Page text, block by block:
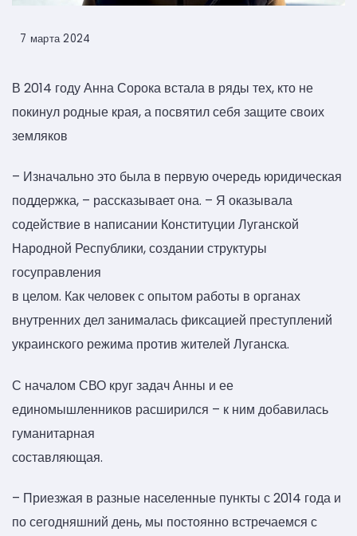
7 марта 2024
В 2014 году Анна Сорока встала в ряды тех, кто не
покинул родные края, а посвятил себя защите своих
земляков
– Изначально это была в первую очередь юридическая
поддержка, – рассказывает она. – Я оказывала
содействие в написании Конституции Луганской
Народной Республики, создании структуры
госуправления
в целом. Как человек с опытом работы в органах
внутренних дел занималась фиксацией преступлений
украинского режима против жителей Луганска.
С началом СВО круг задач Анны и ее
единомышленников расширился – к ним добавилась
гуманитарная
составляющая.
– Приезжая в разные населенные пункты с 2014 года и
по сегодняшний день, мы постоянно встречаемся с